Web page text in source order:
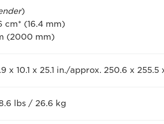
)
cm* (16.4 mm)
(2000 mm)
x 10.1 x 25.1 in./approx. 250.6 x 255.5
lbs / 26.6 kg